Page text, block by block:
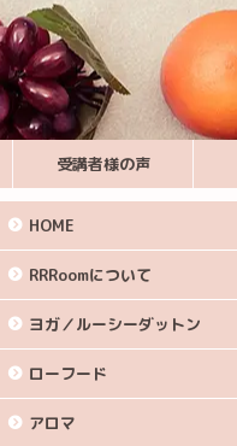
受講者様の声
HOME
RRRoomについて
ヨガ／ルーシーダットン
ローフード
アロマ